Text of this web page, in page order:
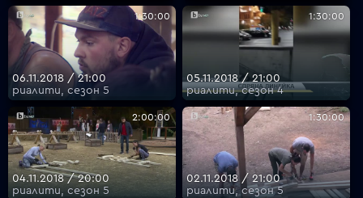
1:30:00
06.11.2018 / 21:00
риалити, сезон 5
1:30:00
05.11.2018 / 21:00
риалити, сезон 4
2:00:00
04.11.2018 / 20:00
риалити, сезон 5
1:30:00
02.11.2018 / 21:00
риалити, сезон 5